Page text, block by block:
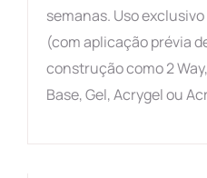
semanas. Uso
(com aplicação prévia
construção como 2
Base, Gel, Acrygel ou